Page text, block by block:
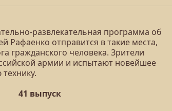
развлекательная программа об
Рафаенко отправится в такие места,
гражданского человека. Зрители
армии и испытают новейшее
41 выпуск